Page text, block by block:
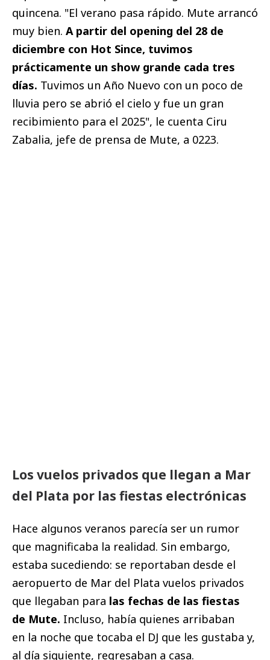
quincena. "El verano pasa rápido. Mute arrancó
muy bien. A partir del opening del 28 de
diciembre con Hot Since, tuvimos
prácticamente un show grande cada tres
días. Tuvimos un Año Nuevo con un poco de
lluvia pero se abrió el cielo y fue un gran
recibimiento para el 2025", le cuenta Ciru
Zabalia, jefe de prensa de Mute, a 0223.
Los vuelos privados que llegan a Mar
del Plata por las fiestas electrónicas
Hace algunos veranos parecía ser un rumor
que magnificaba la realidad. Sin embargo,
estaba sucediendo: se reportaban desde el
aeropuerto de Mar del Plata vuelos privados
que llegaban para las fechas de las fiestas
de Mute. Incluso, había quienes arribaban
en la noche que tocaba el DJ que les gustaba y,
al día siguiente, regresaban a casa.